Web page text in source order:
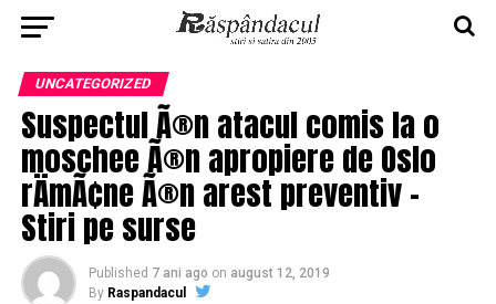
UNCATEGORIZED
Suspectul Ã®n atacul comis la o
moschee Ã®n apropiere de Oslo
rÄmÃ¢ne Ã®n arest preventiv –
Stiri pe surse
Published 7 ani ago on august 12, 2019
By Raspandacul